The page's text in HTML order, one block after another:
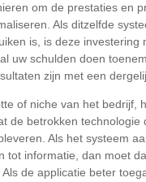
om de prestaties en
Als ditzelfde
is, is deze investering
uw schulden doen
zijn met een
of niche van het bedrijf,
de betrokken technologie
Als het systeem
tot informatie, dan moet
de applicatie beter